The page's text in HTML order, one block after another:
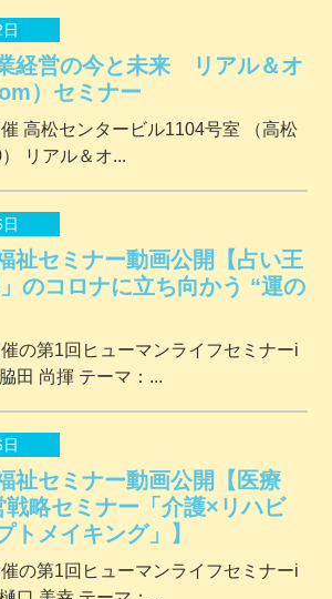
経営の今と未来 リアル＆オ
）セミナー
⾼松センタービル1104号室 （⾼松
リアル＆オ...
祉セミナー動画公開【占い王
のコロナに立ち向かう “運の
の第1回ヒューマンライフセミナーi
田 尚揮 テーマ：...
祉セミナー動画公開【医療
略セミナー「介護×リハビ
トメイキング」】
の第1回ヒューマンライフセミナーi